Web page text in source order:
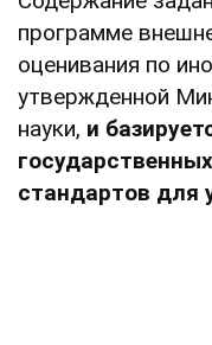
программе
оценивания по
утвержденной
науки, и
стандартов для